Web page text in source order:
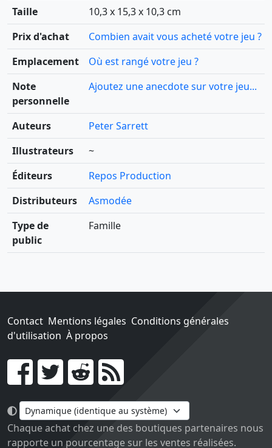
Taille
10,3 x 15,3 x 10,3 cm
Prix d'achat
Combien avait vous acheté votre jeu ?
Emplacement
Où est rangé votre jeu ?
Note
personnelle
Ajoutez une anecdote sur votre jeu...
Auteurs
Peter Sarrett
Illustrateurs
~
Éditeurs
Repos Production
Distributeurs
Asmodée
Type de
public
Famille
Contact Mentions légales Conditions générales
d'utilisation À propos
Go !
Chaque achat chez une des boutiques partenaires nous
rapporte un pourcentage sur les ventes réalisées.